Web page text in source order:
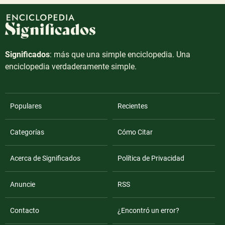
Significados: más que una simple enciclopedia. Una
enciclopedia verdaderamente simple.
Populares Recientes
Categorías Cómo Citar
Acerca de Significados Política de Privacidad
Anuncie RSS
Contacto ¿Encontró un error?